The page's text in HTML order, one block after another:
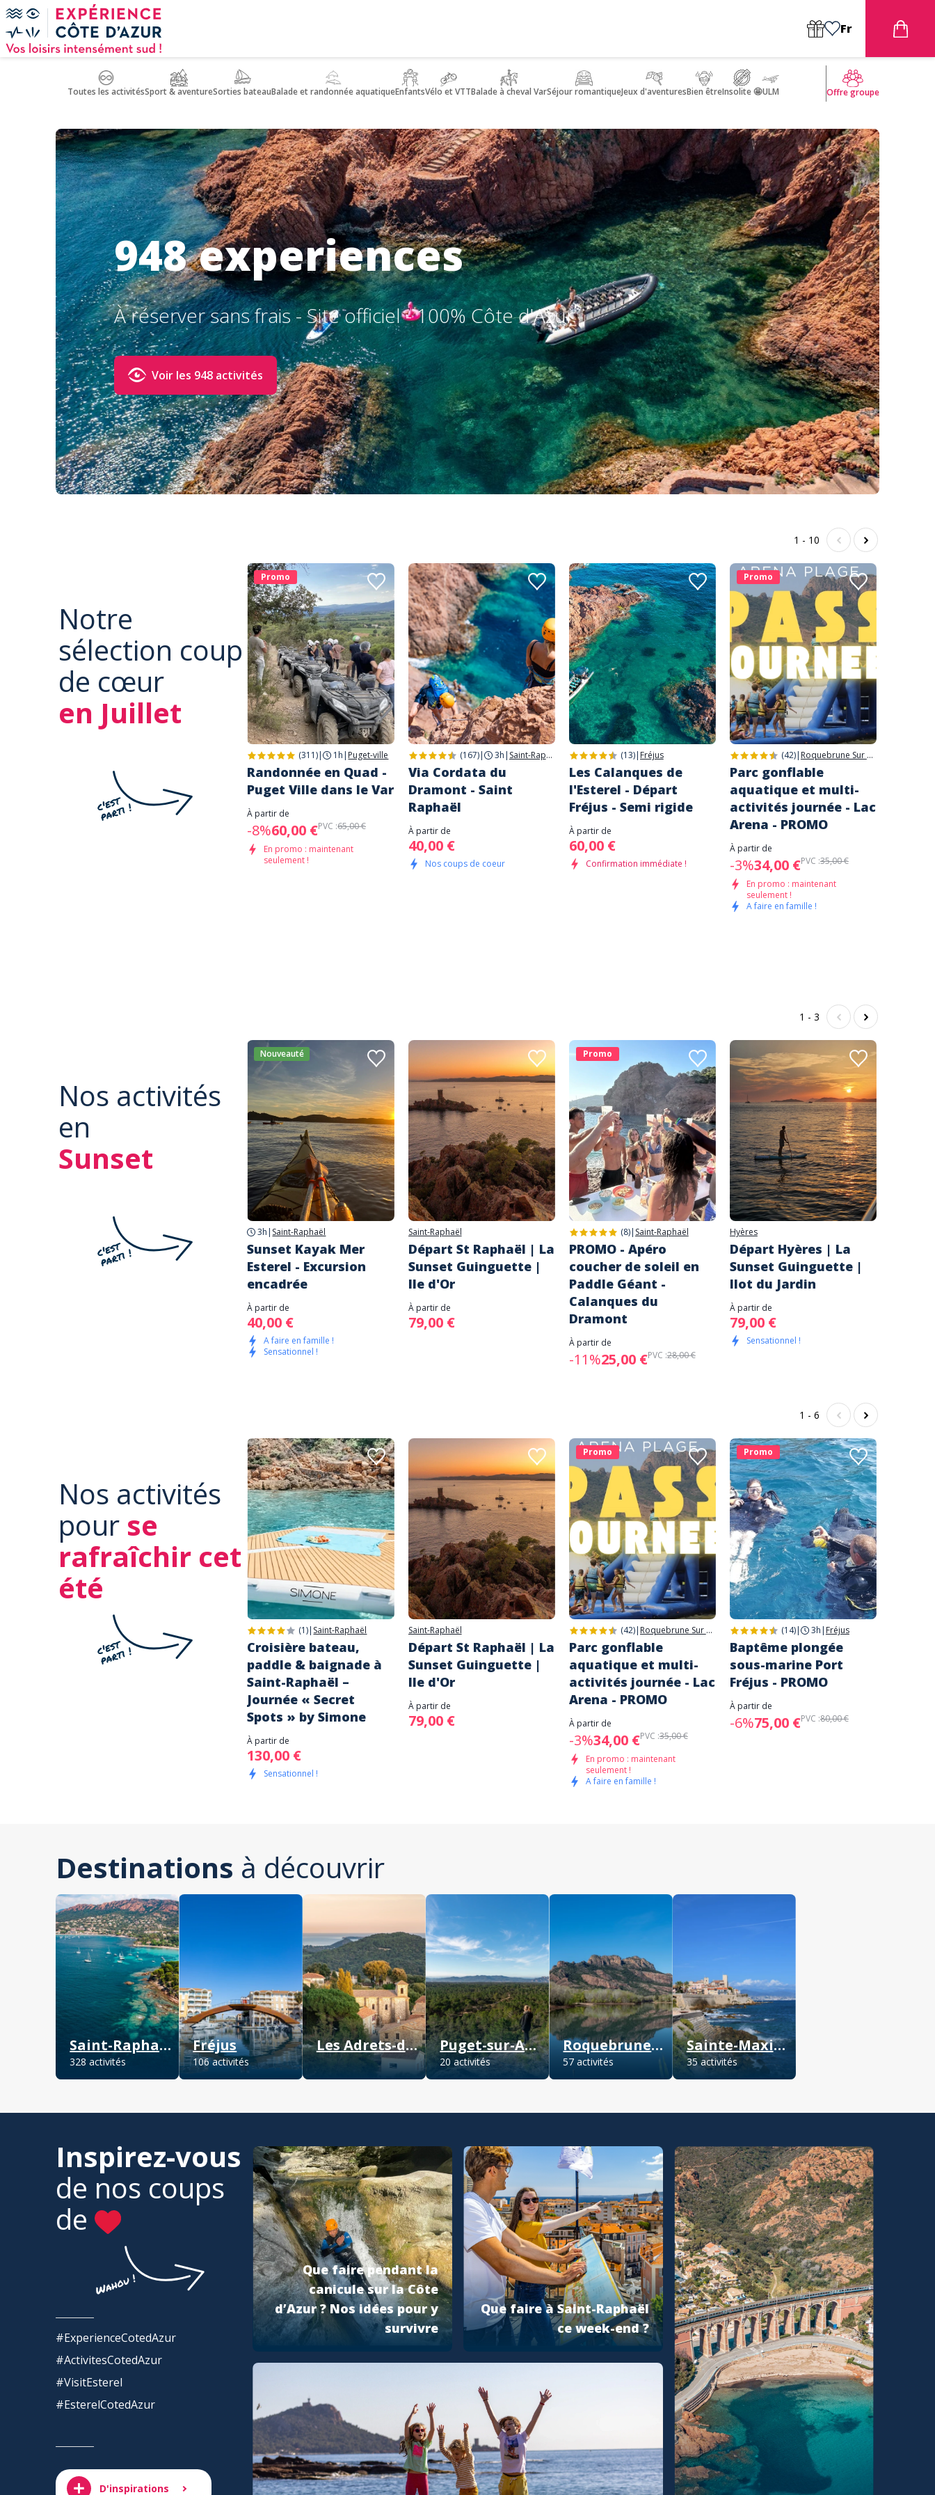
Panneau de gestion des cookies
Fr
Toutes les activitésSport & aventureSorties bateauBalade et randonnée aquatiqueEnfantsVélo et VTTBalade à cheval VarSéjour romantiqueJeux d'aventuresBien êtreInsolite 🤩ULM Offre groupe
948 experiences
À réserver sans frais - Site officiel - 100% Côte d'Azur
Voir les 948 activités
1 - 10
Notre
sélection coup
de cœur
en Juillet
Promo
(311)| 1h | Puget-ville
Randonnée en Quad -
Puget Ville dans le Var
À partir de
-8%60,00 €PVC :65,00 €
En promo : maintenant
seulement !
(167)| 3h | Saint-Raphaël
Via Cordata du
Dramont - Saint
Raphaël
À partir de
40,00 €
Nos coups de coeur
(13)| Fréjus
Les Calanques de
l'Esterel - Départ
Fréjus - Semi rigide
À partir de
60,00 €
Confirmation immédiate !
Promo
(42)| Roquebrune Sur Argens
Parc gonflable
aquatique et multi-
activités journée - Lac
Arena - PROMO
À partir de
-3%34,00 €PVC :35,00 €
En promo : maintenant
seulement !
A faire en famille !
1 - 3
Nos activités
en
Sunset
Nouveauté
3h | Saint-Raphaël
Sunset Kayak Mer
Esterel - Excursion
encadrée
À partir de
40,00 €
A faire en famille !
Sensationnel !
Saint-Raphaël
Départ St Raphaël | La
Sunset Guinguette |
Ile d'Or
À partir de
79,00 €
Promo
(8)| Saint-Raphaël
PROMO - Apéro
coucher de soleil en
Paddle Géant -
Calanques du
Dramont
À partir de
-11%25,00 €PVC :28,00 €
Hyères
Départ Hyères | La
Sunset Guinguette |
Ilot du Jardin
À partir de
79,00 €
Sensationnel !
1 - 6
Nos activités
pour se
rafraîchir cet
été
(1)| Saint-Raphaël
Croisière bateau,
paddle & baignade à
Saint-Raphaël –
Journée « Secret
Spots » by Simone
À partir de
130,00 €
Sensationnel !
Saint-Raphaël
Départ St Raphaël | La
Sunset Guinguette |
Ile d'Or
À partir de
79,00 €
Promo
(42)| Roquebrune Sur Argens
Parc gonflable
aquatique et multi-
activités journée - Lac
Arena - PROMO
À partir de
-3%34,00 €PVC :35,00 €
En promo : maintenant
seulement !
A faire en famille !
Promo
(14)| 3h | Fréjus
Baptême plongée
sous-marine Port
Fréjus - PROMO
À partir de
-6%75,00 €PVC :80,00 €
Destinations à découvrir
Saint-Raphaël
328 activités
Fréjus
106 activités
Les Adrets-de-l'Estérel Puget-sur-Argens
20 activités
Roquebrune-sur-Argens
57 activités
Sainte-Maxime
35 activités
Inspirez-vous
de nos coups
de
#ExperienceCotedAzur
#ActivitesCotedAzur
#VisitEsterel
#EsterelCotedAzur
D'inspirations
Que faire pendant la
canicule sur la Côte
d’Azur ? Nos idées pour y
survivre
Que faire à Saint-Raphaël
ce week-end ?